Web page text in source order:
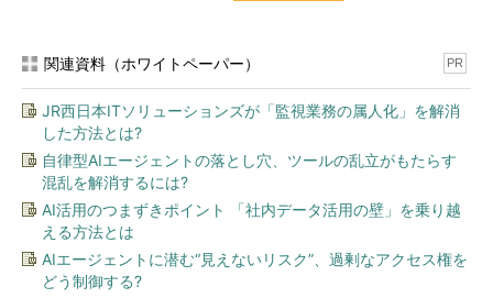
関連資料（ホワイトペーパー） PR
JR西日本ITソリューションズが「監視業務の属人化」を解消
した方法とは?
自律型AIエージェントの落とし穴、ツールの乱立がもたらす
混乱を解消するには?
AI活用のつまずきポイント 「社内データ活用の壁」を乗り越
える方法とは
AIエージェントに潜む“見えないリスク”、過剰なアクセス権を
どう制御する?